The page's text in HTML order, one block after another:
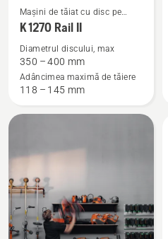
Vezi
mai
detalii
despre
K 1270
II
Mașini de tăiat cu disc pe
benzină
K 1270 Rail II
Diametrul discului, max
350 – 400 mm
Adâncimea maximă de tăiere
118 – 145 mm